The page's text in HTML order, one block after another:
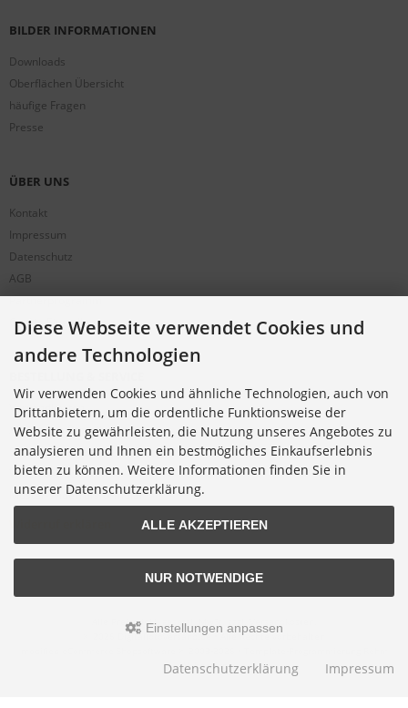
BILDER INFORMATIONEN
Downloads
Oberflächen Übersicht
häufige Fragen
Presse
ÜBER UNS
Kontakt
Impressum
Datenschutz
AGB
Partnerprogramm
Cookie Einstellungen
Versandkosten
Alternative Bestellwege
Sicher Einkaufen
Widerrufsrecht
Muster-Widerrufsformular
Alle Preise inkl. gesetzl. MwSt. zzgl.
© 2026 Digitalfotoversand.de • Alle Rechte vorbehalten
Webdesign
Diese Webseite verwendet Cookies und
andere Technologien
Wir verwenden Cookies und ähnliche Technologien, auch von
Drittanbietern, um die ordentliche Funktionsweise der
Website zu gewährleisten, die Nutzung unseres Angebotes zu
analysieren und Ihnen ein bestmögliches Einkaufserlebnis
bieten zu können. Weitere Informationen finden Sie in
unserer Datenschutzerklärung.
ALLE AKZEPTIEREN
NUR NOTWENDIGE
Einstellungen anpassen
Datenschutzerklärung Impressum